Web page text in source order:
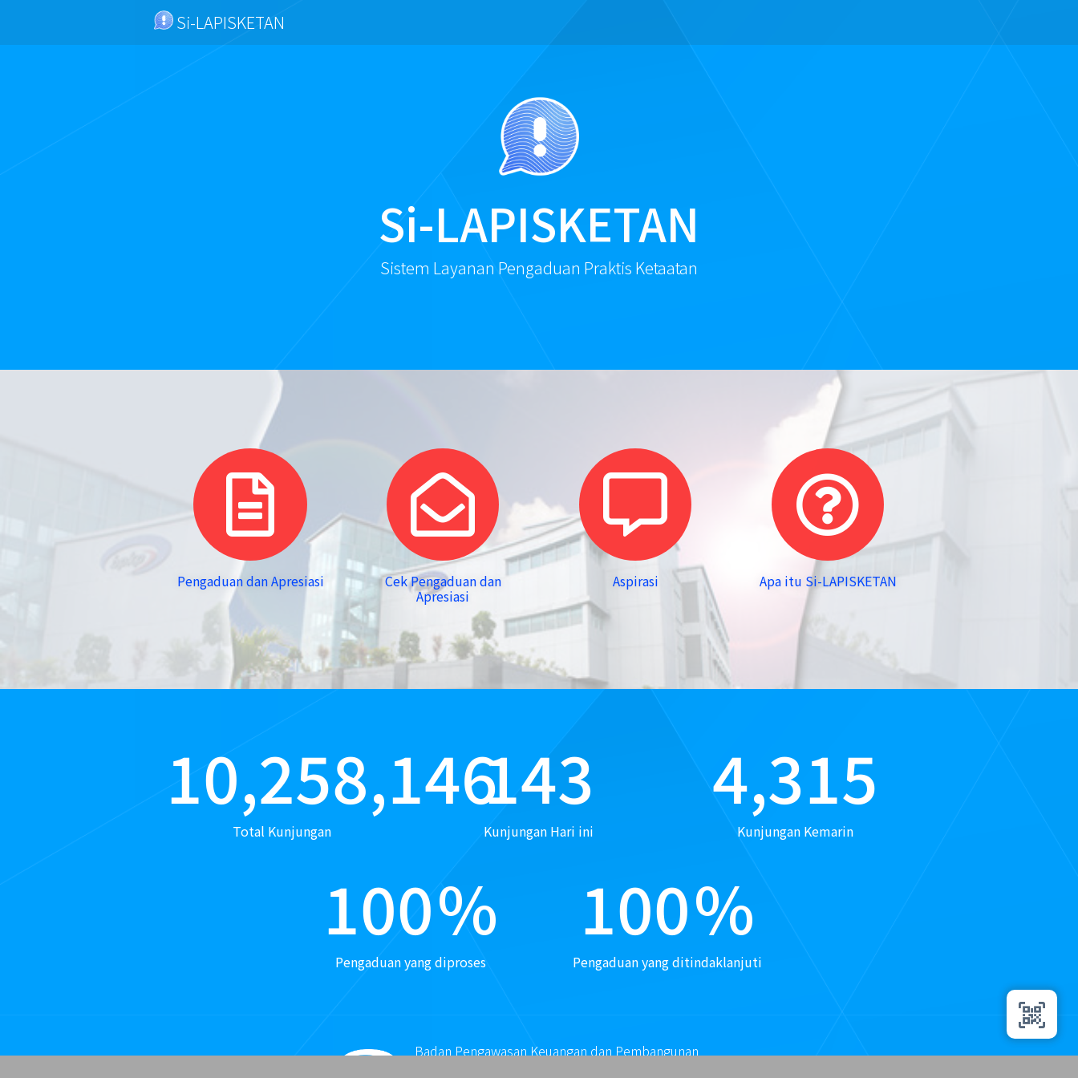
Si-LAPISKETAN
Si-LAPISKETAN
Sistem Layanan Pengaduan Praktis Ketaatan
Pengaduan dan Apresiasi Cek Pengaduan dan
Apresiasi
Aspirasi Apa itu Si-LAPISKETAN
10,258,146
Total Kunjungan
143
Kunjungan Hari ini
4,315
Kunjungan Kemarin
100%
Pengaduan yang diproses
100%
Pengaduan yang ditindaklanjuti
Badan Pengawasan Keuangan dan Pembangunan